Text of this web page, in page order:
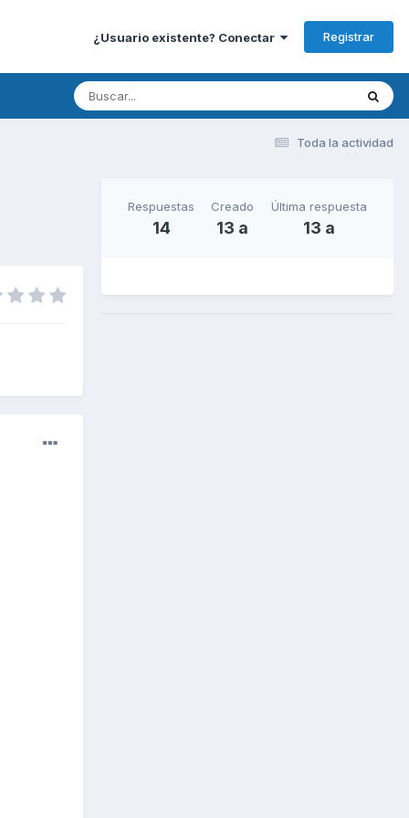
¿Usuario existente? Conectar Registrar
Toda la actividad
Respuestas
14
Creado
13 a
Última respuesta
13 a